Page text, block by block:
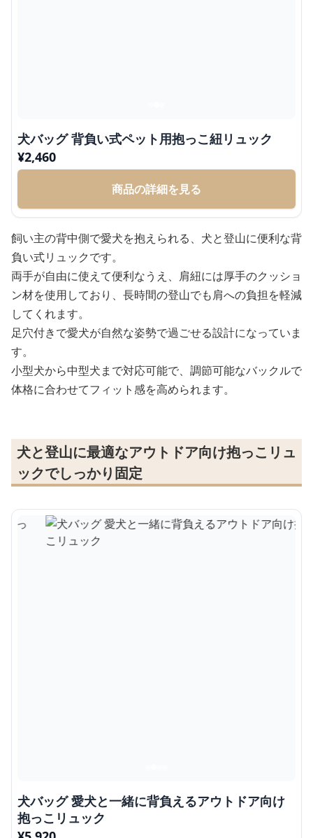
犬バッグ 背負い式ペット用抱っこ紐リュック
¥2,460
商品の詳細を見る
飼い主の背中側で愛犬を抱えられる、犬と登山に便利な背
負い式リュックです。
両手が自由に使えて便利なうえ、肩紐には厚手のクッショ
ン材を使用しており、長時間の登山でも肩への負担を軽減
してくれます。
足穴付きで愛犬が自然な姿勢で過ごせる設計になっていま
す。
小型犬から中型犬まで対応可能で、調節可能なバックルで
体格に合わせてフィット感を高められます。
犬と登山に最適なアウトドア向け抱っこリュ
ックでしっかり固定
犬バッグ 愛犬と一緒に背負えるアウトドア向け
抱っこリュック